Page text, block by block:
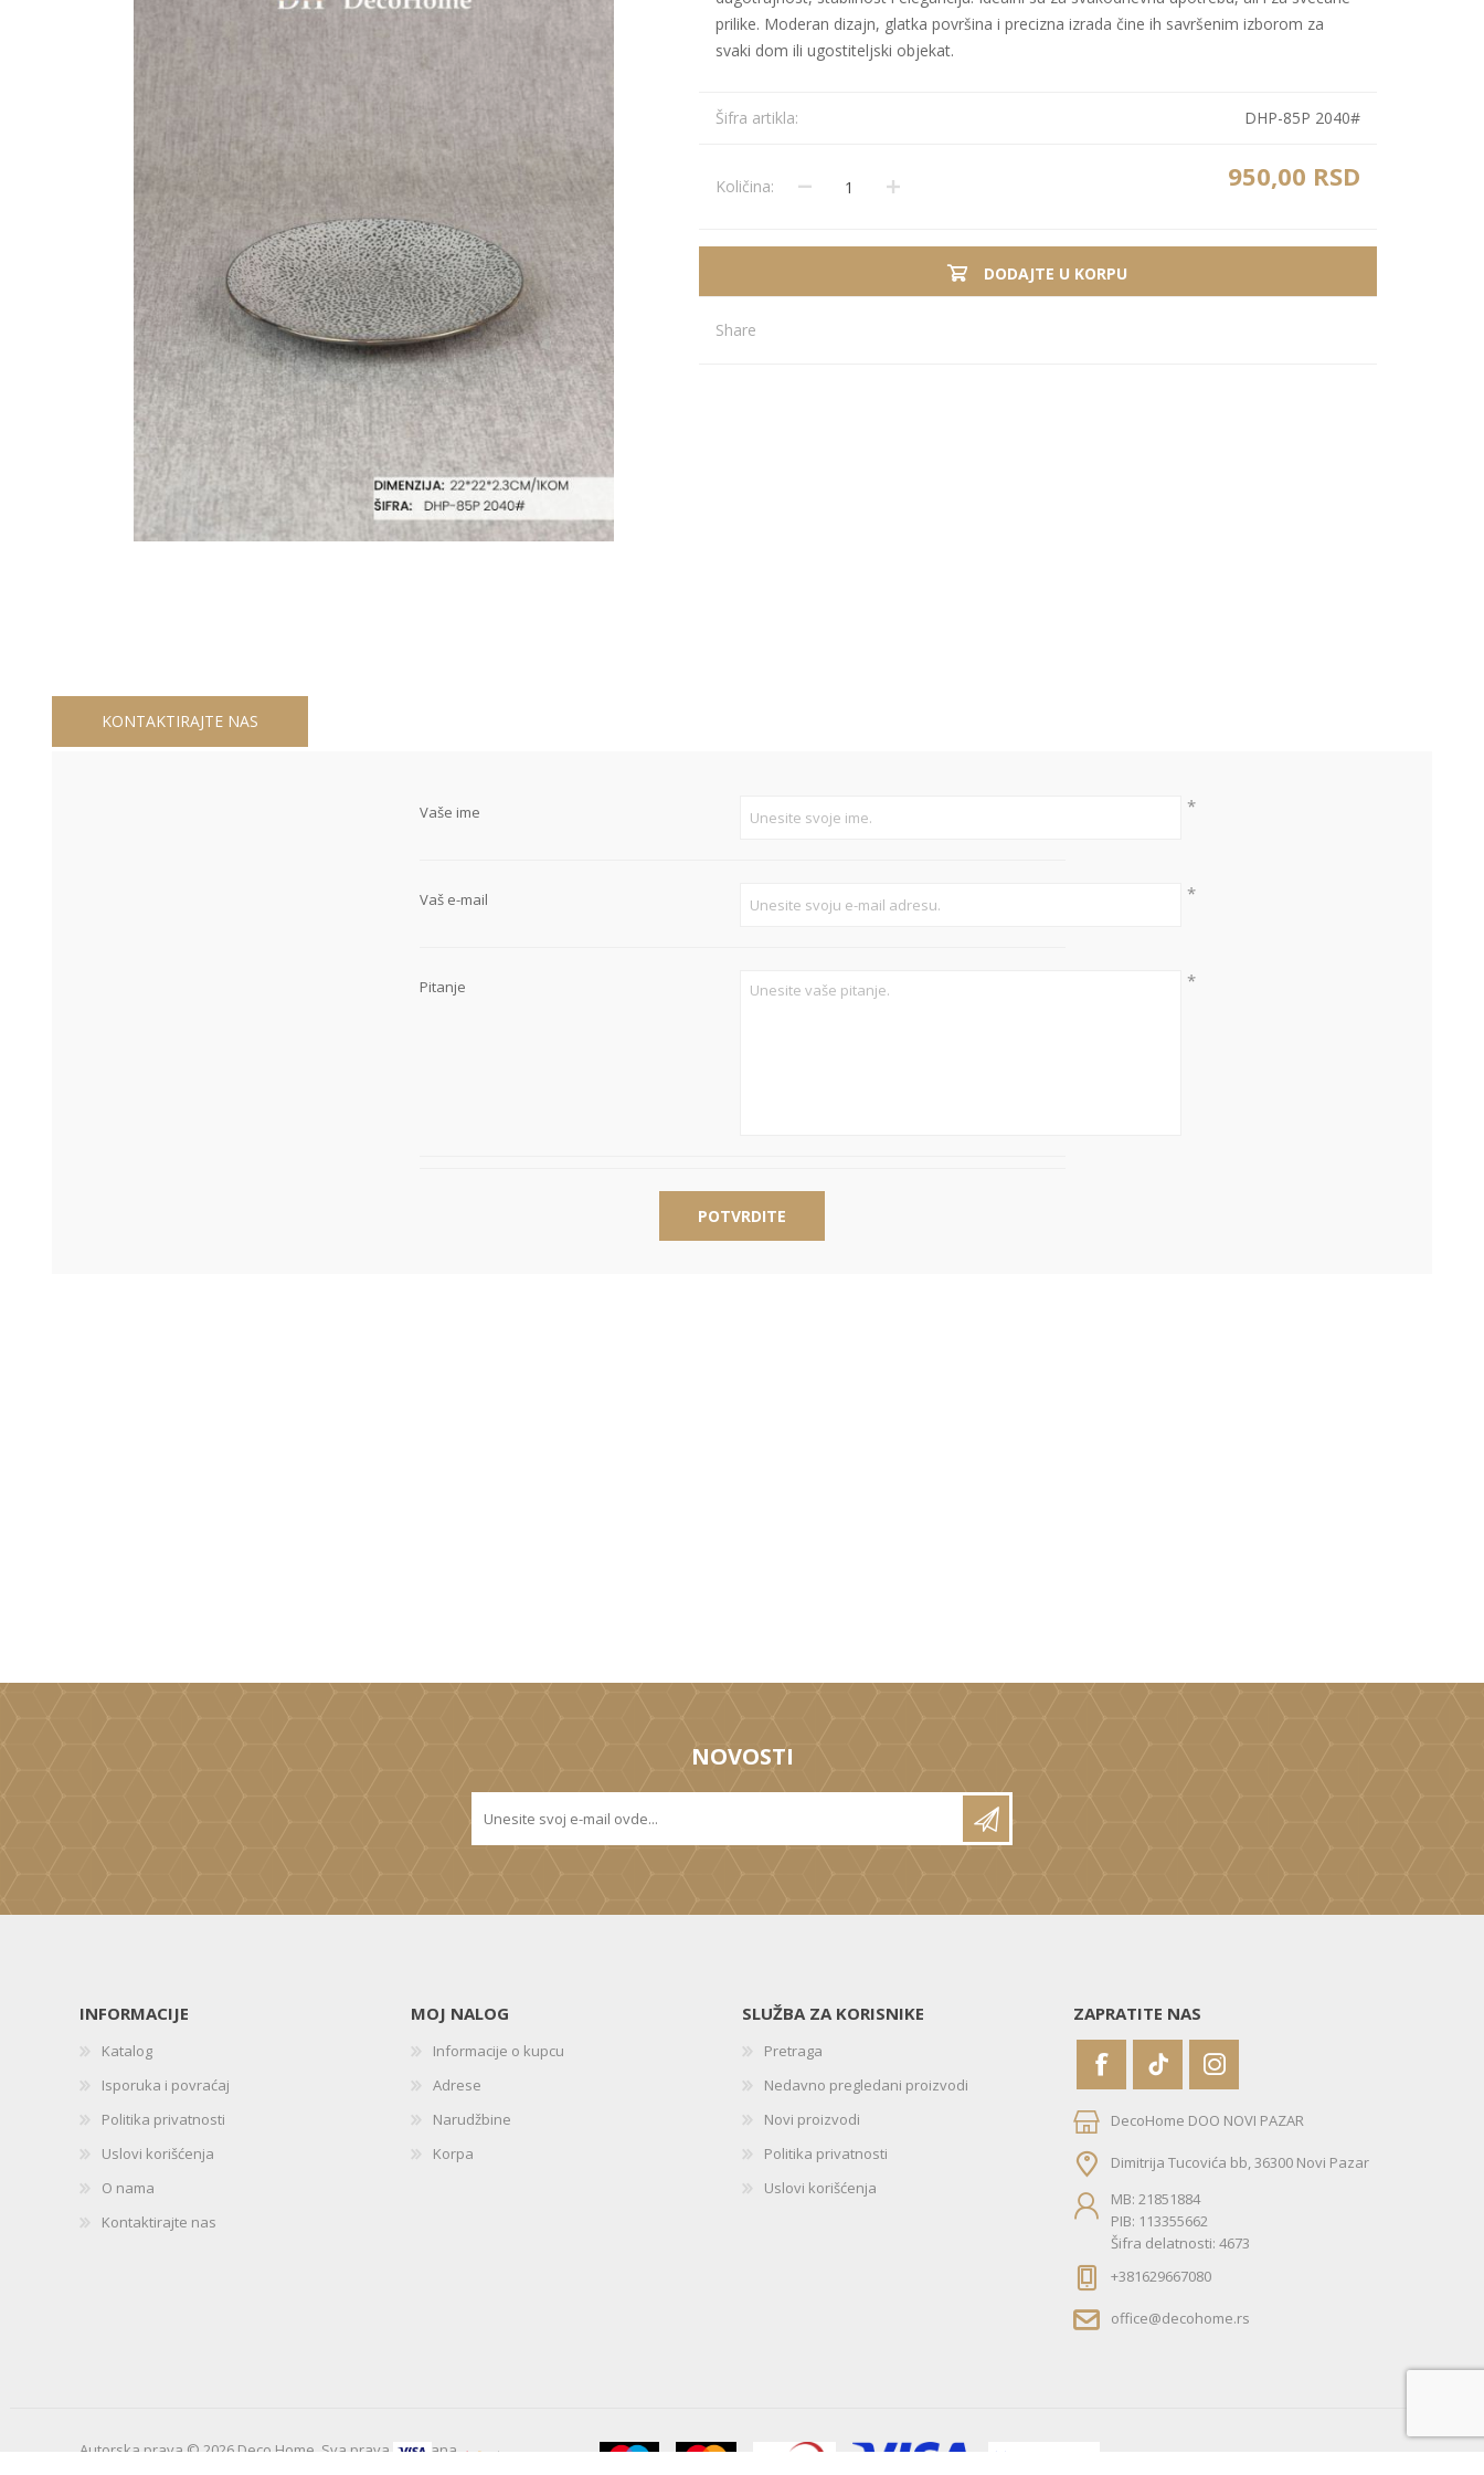
Set za ručavanje
Šerpe i Tiganji
Bokali i Tegle
Escajg i Noževi
Prikazi sve
Podmetači
Vaze
Stolovi
Ogledalo panel
Bele MDF lajsne
Carbon paneli
VEŠTAČKO
ZELENILO
TAPETE
POSUDJE I
DEKORACIJE
Posudje
Biljke i Saksije
Prikazi sve
SPOLJAŠNJU
prilike. Moderan dizajn, glatka površina i precizna izrada čine ih savršenim izborom za
svaki dom ili ugostiteljski objekat.
Šifra artikla: DHP-85P 2040#
950,00 RSD
Količina:
DODAJTE U KORPU
Share
KONTAKTIRAJTE NAS
Vaše ime *
Vaš e-mail *
Pitanje *
POTVRDITE
NOVOSTI
INFORMACIJE
Katalog
Isporuka i povraćaj
Politika privatnosti
Uslovi korišćenja
O nama
Kontaktirajte nas
MOJ NALOG
Informacije o kupcu
Adrese
Narudžbine
Korpa
SLUŽBA ZA KORISNIKE
Pretraga
Nedavno pregledani proizvodi
Novi proizvodi
Politika privatnosti
Uslovi korišćenja
ZAPRATITE NAS
DecoHome DOO NOVI PAZAR
Dimitrija Tucovića bb, 36300 Novi Pazar
MB: 21851884
PIB: 113355662
Šifra delatnosti: 4673
+381629667080
office@decohome.rs
Autorska prava © 2026 Deco Home. Sva prava zadržana.